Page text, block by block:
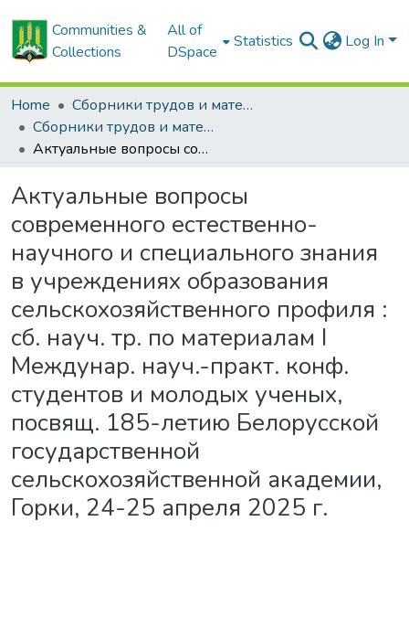
Communities &
Collections
All of
DSpace
Statistics Log In
Home
Сборники трудов и материалов конференций
Сборники трудов и материалы конференций студентов
Актуальные вопросы современного естественно-научного и специального знания в учреждениях образования сельскохозяйственного профиля : сб. науч. тр. по материалам I Междунар. науч.-практ. конф. студентов и молодых ученых, посвящ. 185-летию Белорусской государственной сельскохозяйственной академии, Горки, 24-25 апреля 2025 г.
Актуальные вопросы
современного естественно-
научного и специального знания
в учреждениях образования
сельскохозяйственного профиля :
сб. науч. тр. по материалам I
Междунар. науч.-практ. конф.
студентов и молодых ученых,
посвящ. 185-летию Белорусской
государственной
сельскохозяйственной академии,
Горки, 24-25 апреля 2025 г.